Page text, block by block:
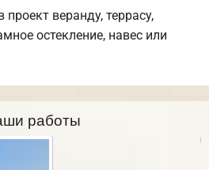
веранду, террасу,
остекление, навес или
работы